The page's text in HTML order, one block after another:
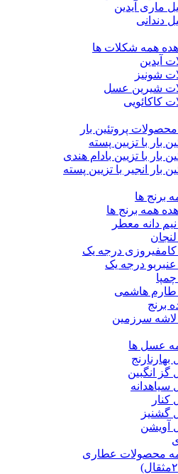
ماری آیدین
دندانی
همه شکلات ها
آیدین
شونیز
شیرین عسل
کاکائویی
پروتئین بار
بار با تزیین پسته
بار با تزیین بادام هندی
بار انجیر با تزیین پسته
برنج ها
همه برنج ها
نیم دانه معطر
لنجان
کامفیروزی درجه یک
عنبربو درجه یک
طارم هاشمی
برنج
لاشه سرزمین
عسل ها
انگبین
گشنیز
آویشن
محصولات عطاری